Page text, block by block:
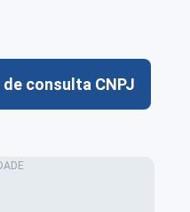
consulta CNPJ